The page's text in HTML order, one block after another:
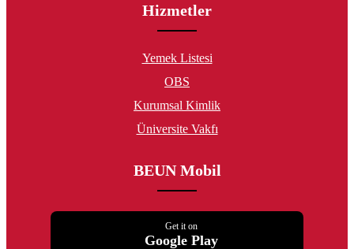
Hizmetler
Yemek Listesi
OBS
Kurumsal Kimlik
Üniversite Vakfı
BEUN Mobil
Get it on
Google Play